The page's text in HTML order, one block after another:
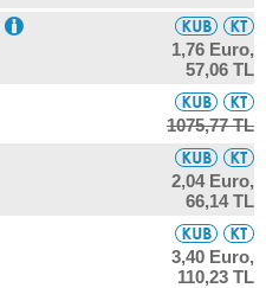
1,76 Euro,
57,06 TL
1075,77 TL
2,04 Euro,
66,14 TL
3,40 Euro,
110,23 TL